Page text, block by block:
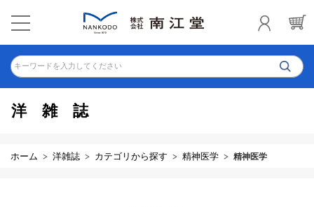
キーワードを入力してください
洋雑誌
ホーム 洋雑誌 カテゴリから探す 精神医学 精神医学